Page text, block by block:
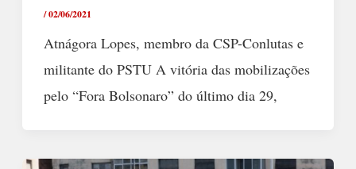
/02/06/2021
Atnágora Lopes, membro da CSP-Conlutas e
militante do PSTU A vitória das mobilizações
pelo “Fora Bolsonaro” do último dia 29,